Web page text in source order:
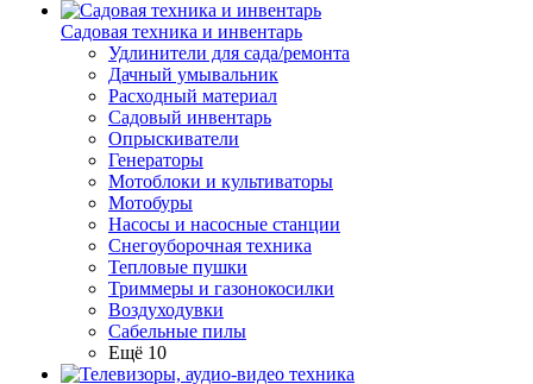
Садовая техника и инвентарь
Удлинители для сада/ремонта
Дачный умывальник
Расходный материал
Садовый инвентарь
Опрыскиватели
Генераторы
Мотоблоки и культиваторы
Мотобуры
Насосы и насосные станции
Снегоуборочная техника
Тепловые пушки
Триммеры и газонокосилки
Воздуходувки
Сабельные пилы
Ещё 10